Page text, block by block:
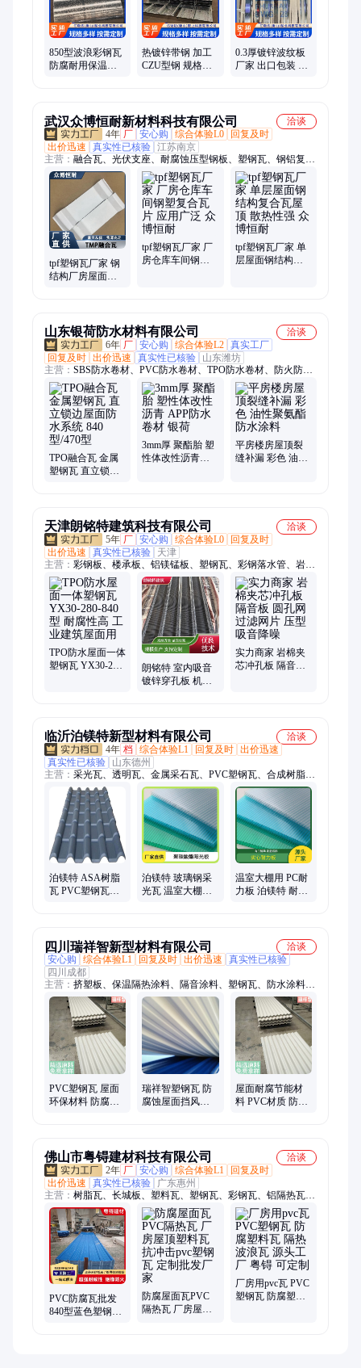
瓦、波浪板琉璃瓦、白色角驰瓦、蓝色阳光瓦、930瓦楞板、
1050树脂瓦、FRP阳光板
850型波浪彩钢瓦
防腐耐用保温防
热镀锌带钢 加工
CZU型钢 规格齐
0.3厚镀锌波纹板
厂家 出口包装 盖
武汉众博恒耐新材料科技有限公司
洽谈
4年 厂 安心购 综合体验L0
回复及时
出价迅速
真实性已核验 江苏南京
主营： 融合瓦、光伏支座、耐腐蚀压型钢板、塑钢瓦、钢铝复合
防腐板、彩钢瓦、连体瓦、防腐瓦、复合瓦、柔性光伏支座、立
固光伏支座
tpf塑钢瓦厂家 钢
结构厂房屋面铺
tpf塑钢瓦厂家 厂
房仓库车间钢塑
tpf塑钢瓦厂家 单
层屋面钢结构复
山东银荷防水材料有限公司
洽谈
6年 厂 安心购 综合体验L2 真实工厂
回复及时 出价迅速 真实性已核验
山东潍坊
主营： SBS防水卷材、PVC防水卷材、TPO防水卷材、防火防潮
材料、高分子自粘胶膜防水卷材、自粘防水卷材、聚氨酯防水涂
料、液体卷材、耐根穿刺防水卷材、高分子自粘防水卷材、聚氯
乙烯PVC防水卷材、SBS改性沥青防水卷材、耐根穿刺SBS防水
卷材、非固化橡胶沥青防水涂料、高聚物改性沥青防水涂料、JS
聚合物水泥防水涂料、氰凝防水防腐涂料、水泥基渗透结晶防水
涂料、三元乙丙防水卷材、环氧沥青防腐漆、防水防腐涂料、阻
燃玛蹄脂、阻燃聚氨酯防水卷材、聚乙烯胎防水卷材、聚氯乙烯
TPO融合瓦 金属
塑钢瓦 直立锁边
3mm厚 聚酯胎 塑
性体改性沥青
平房楼房屋顶裂
缝补漏 彩色 油性
天津朗铭特建筑科技有限公司
洽谈
5年 厂 安心购 综合体验L0
回复及时
出价迅速
真实性已核验
天津
主营： 彩钢板、楼承板、铝镁锰板、塑钢瓦、彩钢落水管、岩棉
夹芯板、穿孔板、天沟水沟
TPO防水屋面一体
塑钢瓦 YX30-280-
朗铭特 室内吸音
镀锌穿孔板 机柜
实力商家 岩棉夹
芯冲孔板 隔音板
临沂泊镁特新型材料有限公司
洽谈
4年 档 综合体验L1 回复及时 出价迅速
真实性已核验
山东德州
主营： 采光瓦、透明瓦、金属采石瓦、PVC塑钢瓦、合成树脂
瓦、防腐檩条
泊镁特 ASA树脂
瓦 PVC塑钢瓦仿
泊镁特 玻璃钢采
光瓦 温室大棚用
温室大棚用 PC耐
力板 泊镁特 耐低
四川瑞祥智新型材料有限公司
洽谈
安心购
综合体验L1 回复及时 出价迅速
真实性已核验
四川成都
主营： 挤塑板、保温隔热涂料、隔音涂料、塑钢瓦、防水涂料、
岩棉板、采光瓦、不燃型复合聚苯保温板、管道防腐保温涂料、
高密度无机硅声能凝胶、XPS挤塑聚苯板、XPS挤塑板、XPS挤
塑保温板、纳米中空微珠保温涂料、高耐候内墙乳胶漆、水性环
保内墙涂料、环保节能隔声涂料、楼面减振隔声涂料、工程施工
隔音涂料、橡胶弹性隔声涂料、玻化微珠无机保温板、水性内墙
涂料、白色内墙乳胶漆、无机内墙涂料、内墙乳胶漆批发、保温
憎水岩棉板
PVC塑钢瓦 屋面
环保材料 防腐耐
瑞祥智塑钢瓦 防
腐蚀屋面挡风遮
屋面耐腐节能材
料 PVC材质 防火
佛山市粤锝建材科技有限公司
洽谈
2年 厂 安心购 综合体验L1
回复及时
出价迅速
真实性已核验
广东惠州
主营： 树脂瓦、长城板、塑料瓦、塑钢瓦、彩钢瓦、铝隔热瓦、
pvc瓦、pvc复合瓦、屋面瓦、长城铝瓦、采光瓦、透明瓦、长城
瓦、ASA树脂瓦、合成树脂瓦、养殖场防腐瓦、pvc塑料瓦、屋
顶瓦、仿古瓦、中空瓦、pvc水槽、防腐塑料瓦、玻璃钢瓦、隔
热铝瓦、透明阳光板、耐力板
PVC防腐瓦批发
840型蓝色塑钢瓦
防腐屋面瓦PVC
隔热瓦 厂房屋顶
厂房用pvc瓦 PVC
塑钢瓦 防腐塑料